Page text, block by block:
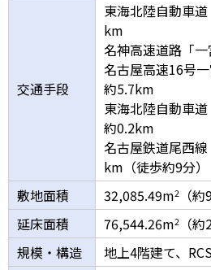
交通手段
東海北陸自動車
km
名神高速道路「
名古屋高速16号
約5.7km
東海北陸自動車
約0.2km
名古屋鉄道尾西
km（徒歩約9分）
敷地面積
32,085.49m2
（
延床面積
76,544.26m2
（
規模・構造
地上4階建て、